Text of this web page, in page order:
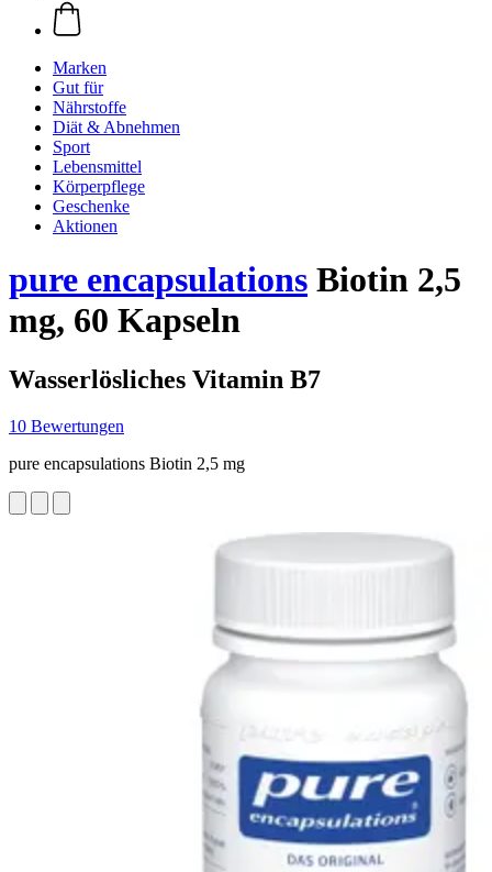
Marken
Gut für
Nährstoffe
Diät & Abnehmen
Sport
Lebensmittel
Körperpflege
Geschenke
Aktionen
pure encapsulations Biotin 2,5
mg, 60 Kapseln
Wasserlösliches Vitamin B7
10 Bewertungen
pure encapsulations Biotin 2,5 mg